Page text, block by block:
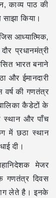
काव्य पाठ की
किया।
आध्यात्मिक,
प्रधानमंत्री
भारत बनाने
और ईमानदारी
की गणतंत्र
कैडेटों के
स्थान और पाँच
में छठा स्थान
दी।
मेजर
गणतंत्र दिवस
लेते है। इनके